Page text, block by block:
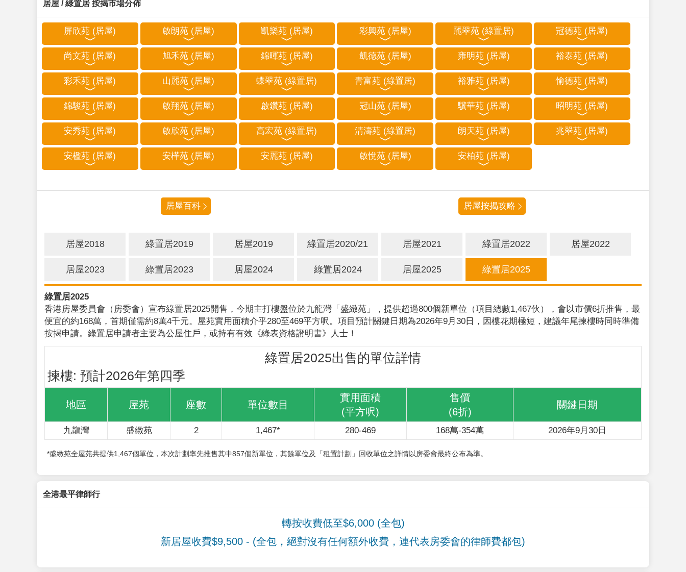
居屋 / 綠置居 按揭市場分佈
屏欣苑 (居屋) 啟朗苑 (居屋) 凱樂苑 (居屋) 彩興苑 (居屋) 麗翠苑 (綠置居) 冠德苑 (居屋)
尚文苑 (居屋) 旭禾苑 (居屋) 錦暉苑 (居屋) 凱德苑 (居屋) 雍明苑 (居屋) 裕泰苑 (居屋)
彩禾苑 (居屋) 山麗苑 (居屋) 蝶翠苑 (綠置居) 青富苑 (綠置居) 裕雅苑 (居屋) 愉德苑 (居屋)
錦駿苑 (居屋) 啟翔苑 (居屋) 啟鑽苑 (居屋) 冠山苑 (居屋) 驥華苑 (居屋) 昭明苑 (居屋)
安秀苑 (居屋) 啟欣苑 (居屋) 高宏苑 (綠置居) 清濤苑 (綠置居) 朗天苑 (居屋) 兆翠苑 (居屋)
安楹苑 (居屋) 安樺苑 (居屋) 安麗苑 (居屋) 啟悅苑 (居屋) 安柏苑 (居屋)
居屋百科 居屋按揭攻略
居屋2018 綠置居2019 居屋2019 綠置居2020/21 居屋2021 綠置居2022 居屋2022
居屋2023 綠置居2023 居屋2024 綠置居2024 居屋2025 綠置居2025
綠置居2025
香港房屋委員會（房委會）宣布綠置居2025開售，今期主打樓盤位於九龍灣「盛緻苑」，提供超過800個新單位（項目總數1,467伙），會以市價6折推售，最
便宜的約168萬，首期僅需約8萬4千元。屋苑實用面積介乎280至469平方呎。項目預計關鍵日期為2026年9月30日，因樓花期極短，建議年尾揀樓時同時準備
按揭申請。綠置居申請者主要為公屋住戶，或持有有效《綠表資格證明書》人士！
綠置居2025出售的單位詳情
揀樓: 預計2026年第四季
地區 屋苑 座數 單位數目
實用面積
(平方呎)
售價
(6折)
關鍵日期
九龍灣 盛緻苑 2 1,467* 280-469 168萬-354萬 2026年9月30日
*盛緻苑全屋苑共提供1,467個單位，本次計劃率先推售其中857個新單位，其餘單位及「租置計劃」回收單位之詳情以房委會最終公布為準。
全港最平律師行
轉按收費低至$6,000 (全包)
新居屋收費$9,500 - (全包，絕對沒有任何額外收費，連代表房委會的律師費都包)